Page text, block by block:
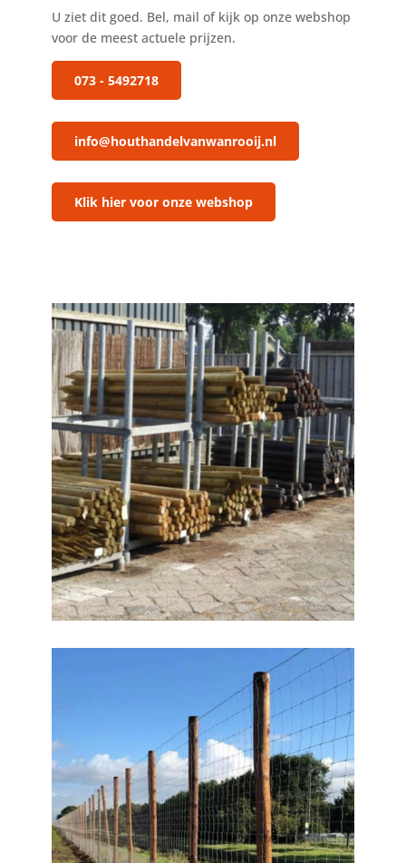
U ziet dit goed. Bel, mail of kijk op onze webshop
voor de meest actuele prijzen.
073 - 5492718
info@houthandelvanwanrooij.nl
Klik hier voor onze webshop